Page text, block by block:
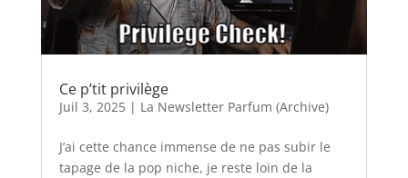
Ce p’tit privilège
Juil 3, 2025| La Newsletter Parfum (Archive)
J’ai cette chance immense de ne pas subir le
tapage de la pop niche, je reste loin de la